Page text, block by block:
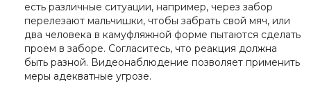
есть различные ситуации, например, через забор
перелезают мальчишки, чтобы забрать свой мяч, или
два человека в камуфляжной форме пытаются сделать
проем в заборе. Согласитесь, что реакция должна
быть разной. Видеонаблюдение позволяет применить
меры адекватные угрозе.